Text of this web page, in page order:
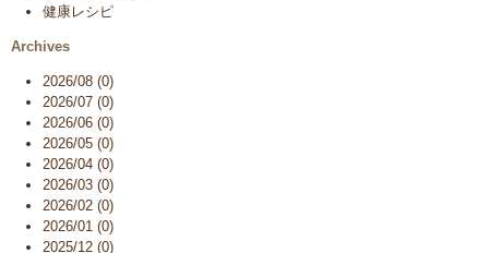
健康レシピ
Archives
2026/08 (0)
2026/07 (0)
2026/06 (0)
2026/05 (0)
2026/04 (0)
2026/03 (0)
2026/02 (0)
2026/01 (0)
2025/12 (0)